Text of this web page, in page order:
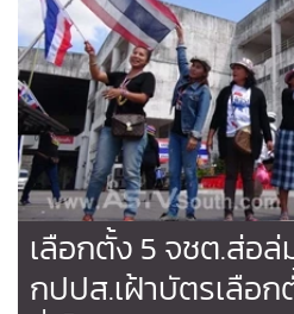
ให้ดำเนินการได้ตามปกติ โดยมีเ
หาดใหญ่เฝ้าสังเกตการณ์ และมีร
ความช่วยเหลือหากเกิดเหตุฉุกเฉิน
ยอดนิยม
อ่านเพิ่ม